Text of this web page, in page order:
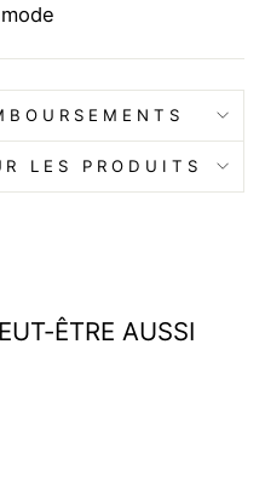
LES PRODUITS
ÊTRE AUSSI